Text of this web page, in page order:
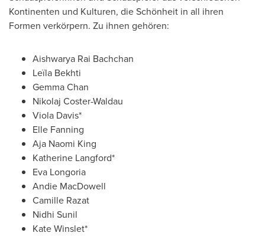
Kontinenten und Kulturen, die Schönheit in all ihren
Formen verkörpern. Zu ihnen gehören:
Aishwarya Rai Bachchan
Leïla Bekhti
Gemma Chan
Nikolaj Coster-Waldau
Viola Davis*
Elle Fanning
Aja Naomi King
Katherine Langford*
Eva Longoria
Andie MacDowell
Camille Razat
Nidhi Sunil
Kate Winslet*